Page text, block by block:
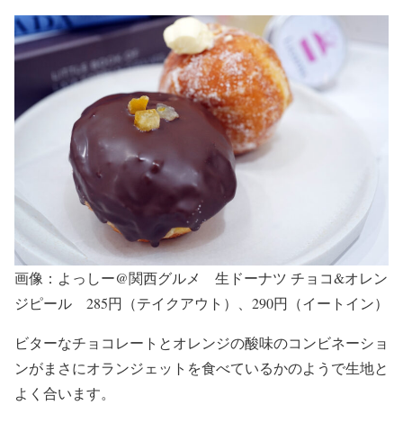
画像：よっしー@関西グルメ 生ドーナツ チョコ&オレン
ジピール 285円（テイクアウト）、290円（イートイン）
ビターなチョコレートとオレンジの酸味のコンビネーショ
ンがまさにオランジェットを食べているかのようで生地と
よく合います。